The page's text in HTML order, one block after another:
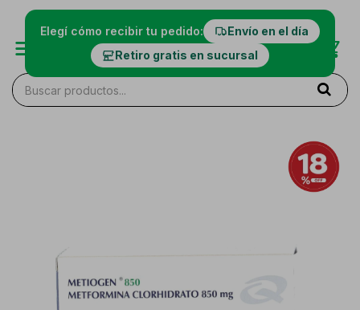
Elegí cómo recibir tu pedido:
Envío en el día
Retiro gratis en sucursal